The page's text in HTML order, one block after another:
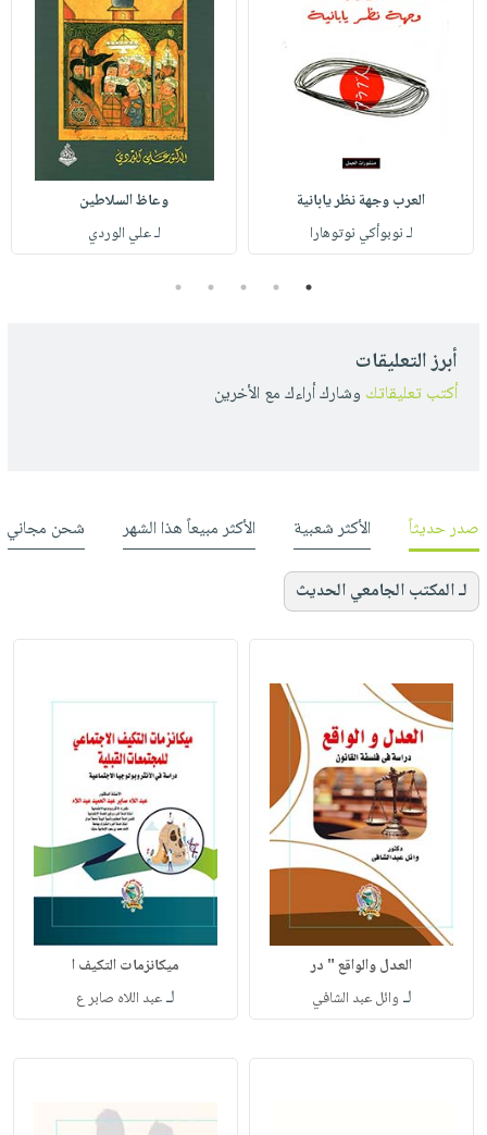
العرب وجهة نظر يابانية
لـ نوبوأكي نوتوهارا
وعاظ السلاطين
لـ علي الوردي
1
2
3
4
5
أبرز التعليقات
أكتب تعليقاتك وشارك أراءك مع الأخرين
صدر حديثاً الأكثر شعبية الأكثر مبيعاً هذا الشهر شحن مجاني
لـ المكتب الجامعي الحديث
العدل والواقع " در
لـ وائل عبد الشافي
ميكانزمات التكيف ا
لـعبد اللاه صابر ع